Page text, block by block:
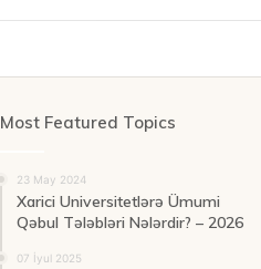
Most Featured Topics
23 May 2024
Xarici Universitetlərə Ümumi
Qəbul Tələbləri Nələrdir? – 2026
07 İyul 2025